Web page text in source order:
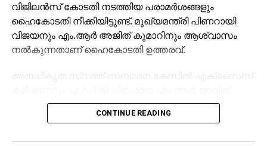
വിജിലന്‍സ് കോടതി നടത്തിയ പരാമര്‍ശങ്ങളും
ഹൈകോടതി നീക്കിയിട്ടുണ്ട്. മുഖ്യമന്ത്രി പിണറായി
വിജയനും എം.ആര്‍ അജിത് കുമാറിനും ആശ്വാസം
നല്‍കുന്നതാണ് ഹൈകോടതി ഉത്തരവ്.
അനധികൃത സ്വത്ത് സമ്പാദന കേസില്‍ എക്‌സൈസ്
കുമാറിനെതിരെ തിരുവനന്തപുരം വിജിലന്‍സ്
കോടതിയാണ് തുടര്‍നടപടിക്ക് ഉത്തരവിട്ടത്.
CONTINUE READING